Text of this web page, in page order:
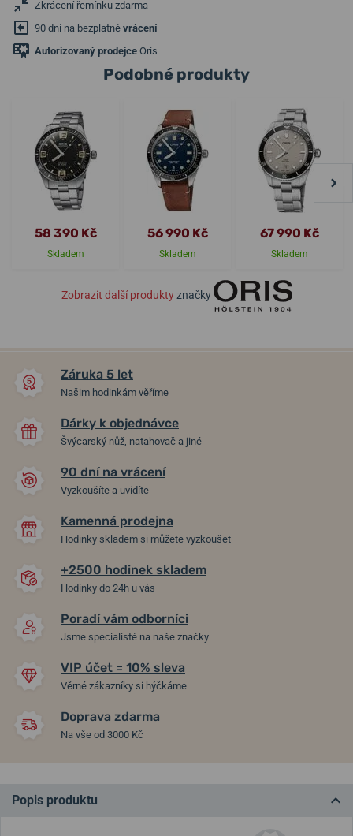
Zkrácení řemínku zdarma
90 dní na bezplatné vrácení
Autorizovaný prodejce Oris
Podobné produkty
58 390 Kč
Skladem
56 990 Kč
Skladem
67 990 Kč
Skladem
Zobrazit další produktyznačky
Záruka 5 let
Našim hodinkám věříme
Dárky k objednávce
Švýcarský nůž, natahovač a jiné
90 dní na vrácení
Vyzkoušíte a uvidíte
Kamenná prodejna
Hodinky skladem si můžete vyzkoušet
+2500 hodinek skladem
Hodinky do 24h u vás
Poradí vám odborníci
Jsme specialisté na naše značky
VIP účet = 10% sleva
Věrné zákazníky si hýčkáme
Doprava zdarma
Na vše od 3000 Kč
Popis produktu